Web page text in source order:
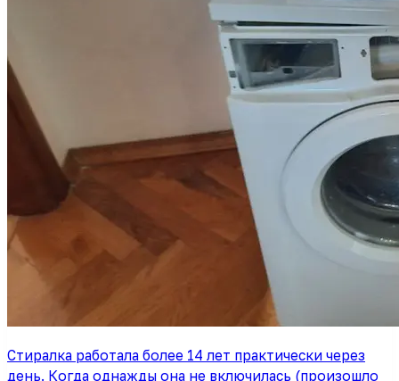
Стиралка работала более 14 лет практически через
день. Когда однажды она не включилась (произошло